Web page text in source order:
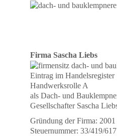
Firma Sascha Liebs
Eintrag im Handelsregister
Handwerksrolle A
als Dach- und
Gesellschafter Sascha
Gründung der Firma: 2001
Steuernummer: 33/419/